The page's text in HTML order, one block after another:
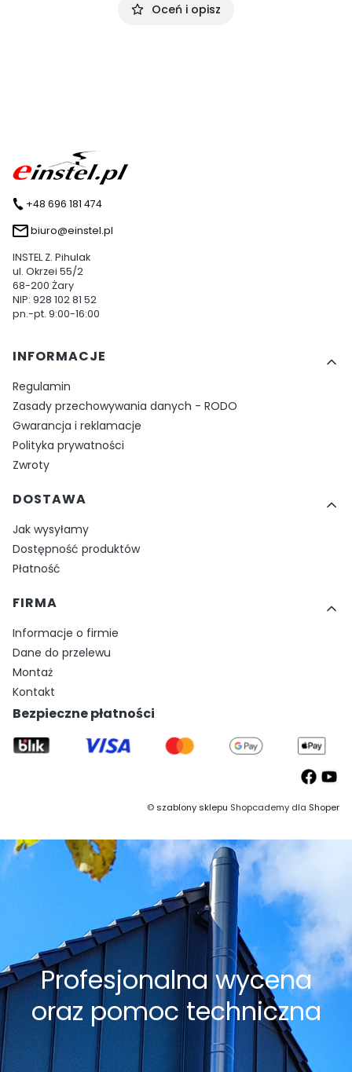
Oceń i opisz
+48 696 181 474
biuro@einstel.pl
INSTEL Z. Pihulak
ul. Okrzei 55/2
68-200 Żary
NIP: 928 102 81 52
pn.-pt. 9:00-16:00
Linki w stopce
INFORMACJE
Regulamin
Zasady przechowywania danych - RODO
Gwarancja i reklamacje
Polityka prywatności
Zwroty
DOSTAWA
Jak wysyłamy
Dostępność produktów
Płatność
FIRMA
Informacje o firmie
Dane do przelewu
Montaż
Kontakt
Bezpieczne płatności
©szablony sklepu Shopcademy dla Shoper
Profesjonalna wycena
oraz pomoc techniczna